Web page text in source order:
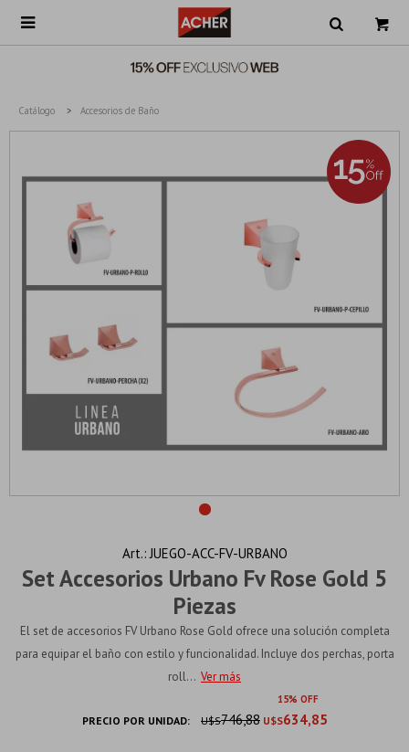

Catálogo Accesorios de Baño
Set Accesorios Urbano Fv Rose Gold 5
Piezas
JUEGO-ACC-FV-URBANO
El set de accesorios FV Urbano Rose Gold ofrece una solución completa
para equipar el baño con estilo y funcionalidad. Incluye dos perchas, porta
roll... Ver más
15
PRECIO POR UNIDAD: U$S634,85
U$S746,88